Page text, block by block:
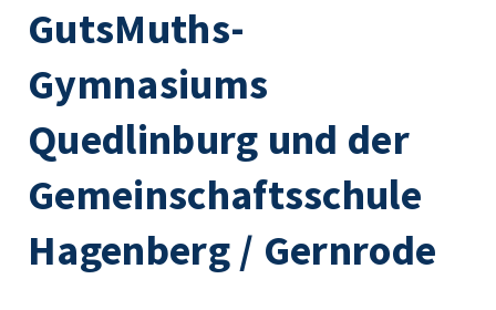
GutsMuths-
Gymnasiums
Quedlinburg und der
Gemeinschaftsschule
Hagenberg / Gernrode